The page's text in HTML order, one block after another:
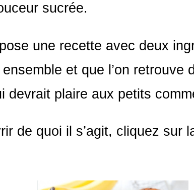
sucrée.
une recette avec deux
et que l’on retrouve
devrait plaire aux petits
de quoi il s’agit, cliquez sur